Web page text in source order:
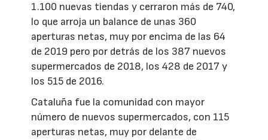
1.100 nuevas tiendas y cerraron más de 740,
lo que arroja un balance de unas 360
aperturas netas, muy por encima de las 64
de 2019 pero por detrás de los 387 nuevos
supermercados de 2018, los 428 de 2017 y
los 515 de 2016.
Cataluña fue la comunidad con mayor
número de nuevos supermercados, con 115
aperturas netas, muy por delante de